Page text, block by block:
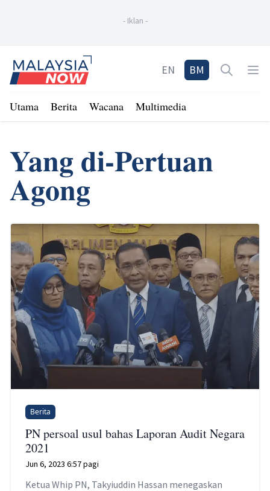
- Iklan -
Home
EN BM Open
Utama Berita Wacana Multimedia
Yang di-Pertuan
Agong
Berita
PN persoal usul bahas Laporan Audit Negara
2021
Jun 6, 2023 6:57 pagi
Ketua Whip PN, Takyiuddin Hassan menegaskan